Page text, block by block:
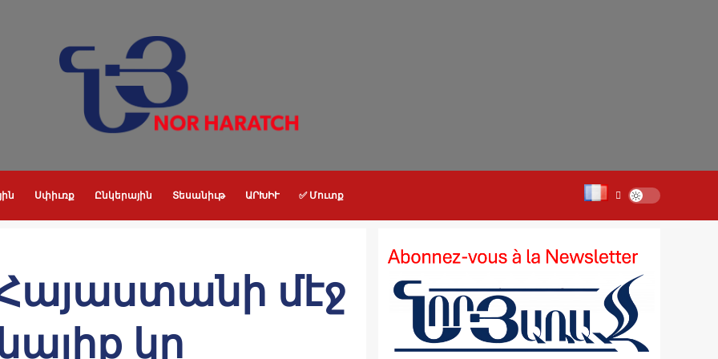
Սփիւռք Ընկերային Տեսանիւթ ԱՐԽԻՒ ✅ Մուտք
մէջ
կը